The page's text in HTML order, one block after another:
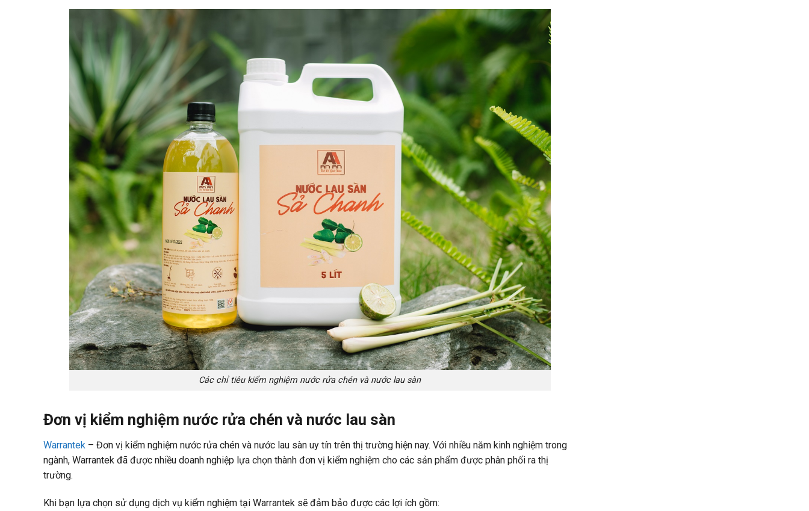
Các chỉ tiêu kiểm nghiệm nước rửa chén và nước lau sàn
Đơn vị kiểm nghiệm nước rửa chén và nước lau sàn
Warrantek – Đơn vị kiểm nghiệm nước rửa chén và nước lau sàn uy tín trên thị trường hiện nay. Với nhiều năm kinh nghiệm trong
ngành, Warrantek đã được nhiều doanh nghiệp lựa chọn thành đơn vị kiểm nghiệm cho các sản phẩm được phân phối ra thị
trường.
Khi bạn lựa chọn sử dụng dịch vụ kiểm nghiệm tại Warrantek sẽ đảm bảo được các lợi ích gồm: